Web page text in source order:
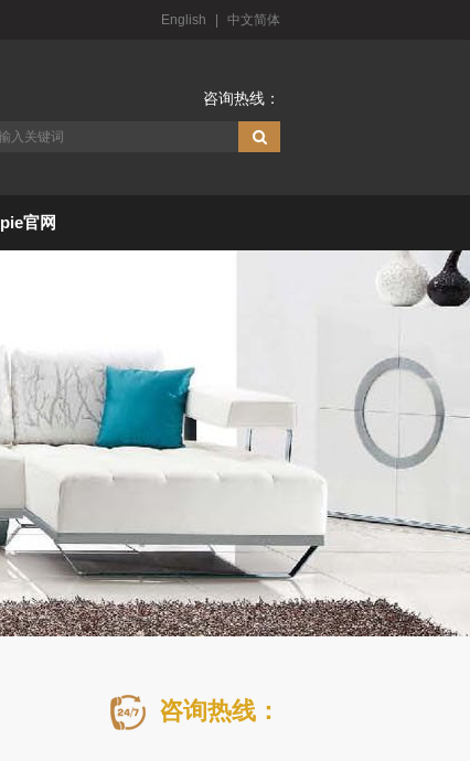
English 中文简体
咨询热线：
官网
咨询热线：